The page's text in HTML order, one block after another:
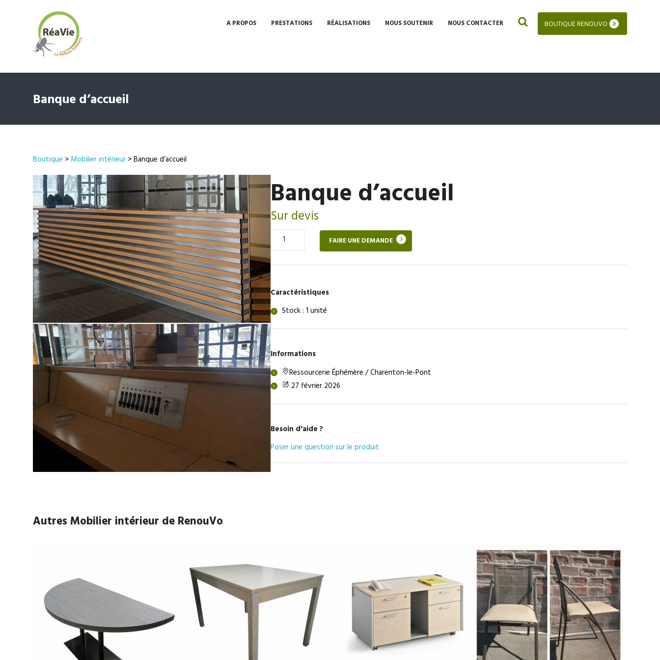
BOUTIQUE RENOUVO
A PROPOS PRESTATIONS RÉALISATIONS NOUS SOUTENIR NOUS CONTACTER
Banque d’accueil
Boutique > Mobilier intérieur > Banque d’accueil
Banque d’accueil
Sur devis
Quantité
de
d’accueil
FAIRE UNE DEMANDE
Caractéristiques
Stock : 1 unité
Informations
Ressourcerie Éphémère / Charenton-le-Pont
27 février 2026
Besoin d'aide ?
Poser une question sur le produit
Autres Mobilier intérieur de RenouVo